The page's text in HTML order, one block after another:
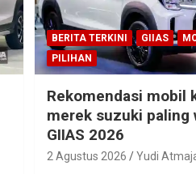
BERITA TERKINI GIIAS
PILIHAN
Rekomendasi mobil
merek suzuki paling
GIIAS 2026
2 Agustus 2026 Yudi